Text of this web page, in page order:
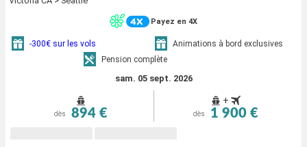
Payez en 4X
-300€ sur les vols
Animations à bord exclusives
Pension complète
sam. 05 sept. 2026
dès 894 €
+
dès 1 900 €